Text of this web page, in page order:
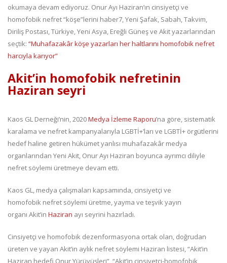
okumaya devam ediyoruz. Onur Ayı Haziran’ın cinsiyetçi ve
homofobik nefret “köşe”lerini haber7, Yeni Şafak, Sabah, Takvim,
Diriliş Postası, Türkiye, Yeni Asya, Ereğli Güneş ve Akit yazarlarından
seçtik: “Muhafazakâr köşe yazarları her haltlarını homofobik nefret
harcıyla karıyor”
Akit’in homofobik nefretinin
Haziran seyri
Kaos GL Derneği’nin, 2020Medya İzleme Raporu’na göre, sistematik
karalama ve nefret kampanyalarıyla LGBTİ+’ları ve LGBTİ+ örgütlerini
hedef haline getiren hükümet yanlısı muhafazakâr medya
organlarından Yeni Akit, Onur Ayı Haziran boyunca ayrımcı diliyle
nefret söylemi üretmeye devam etti.
Kaos GL, medya çalışmaları kapsamında, cinsiyetçi ve
homofobik nefret söylemi üretme, yayma ve teşvik yayın
organı Akit’in Haziran ayı seyrini hazırladı.
Cinsiyetçi ve homofobik dezenformasyona ortak olan, doğrudan
üreten ve yayan Akit’in aylık nefret söylemi Haziran listesi, “Akit’in
Haziran hedefi Onur Yürüyüşleri”, “Akit’in cinsiyetçi-homofobik